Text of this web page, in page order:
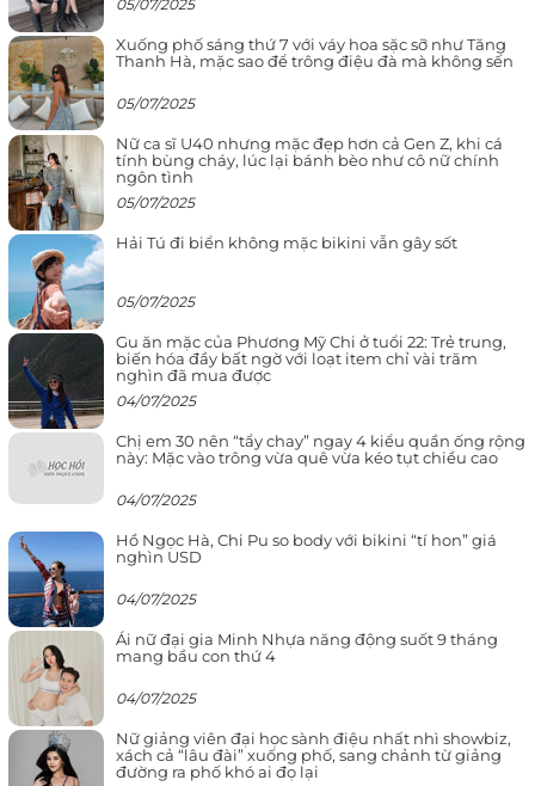
05/07/2025
Xuống phố sáng thứ 7 với váy hoa sặc sỡ như Tăng
Thanh Hà, mặc sao để trông điệu đà mà không sến
05/07/2025
Nữ ca sĩ U40 nhưng mặc đẹp hơn cả Gen Z, khi cá
tính bùng cháy, lúc lại bánh bèo như cô nữ chính
ngôn tình
05/07/2025
Hải Tú đi biển không mặc bikini vẫn gây sốt
05/07/2025
Gu ăn mặc của Phương Mỹ Chi ở tuổi 22: Trẻ trung,
biến hóa đầy bất ngờ với loạt item chỉ vài trăm
nghìn đã mua được
04/07/2025
Chị em 30 nên “tẩy chay” ngay 4 kiểu quần ống rộng
này: Mặc vào trông vừa quê vừa kéo tụt chiều cao
04/07/2025
Hồ Ngọc Hà, Chi Pu so body với bikini “tí hon” giá
nghìn USD
04/07/2025
Ái nữ đại gia Minh Nhựa năng động suốt 9 tháng
mang bầu con thứ 4
04/07/2025
Nữ giảng viên đại học sành điệu nhất nhì showbiz,
xách cả “lâu đài” xuống phố, sang chảnh từ giảng
đường ra phố khó ai đọ lại